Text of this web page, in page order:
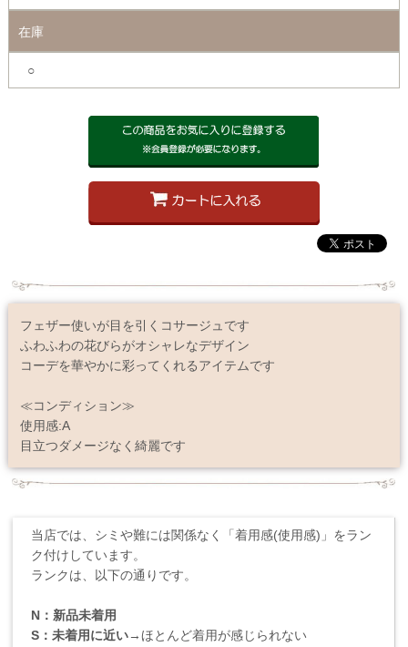
在庫
○
フェザー使いが目を引くコサージュです
ふわふわの花びらがオシャレなデザイン
コーデを華やかに彩ってくれるアイテムです
≪コンディション≫
使用感:A
目立つダメージなく綺麗です
当店では、シミや難には関係なく「着用感(使用感)」をラン
ク付けしています。
ランクは、以下の通りです。
N：新品未着用
S：未着用に近い→ほとんど着用が感じられない